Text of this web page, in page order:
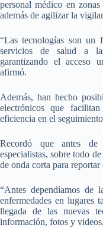
personal médico en
además de agilizar la
“Las tecnologías son un
servicios de salud a
garantizando el acceso
afirmó.
Además, han hecho
electrónicos que
eficiencia en el
Recordó que antes de
especialistas, sobre todo
de onda corta para
“Antes dependíamos de
enfermedades en lugares
llegada de las nuevas
información, fotos y